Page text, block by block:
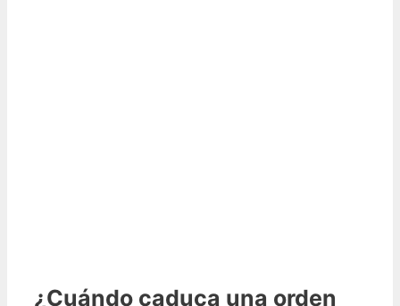
¿Cuándo caduca una orden